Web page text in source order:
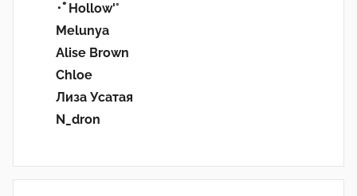
･ﾟHollow'°
Melunya
Alise Brown
Chloe
Лиза Усатая
N_dron